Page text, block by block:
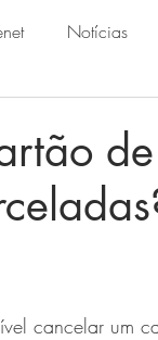
Notícias
cancelar um